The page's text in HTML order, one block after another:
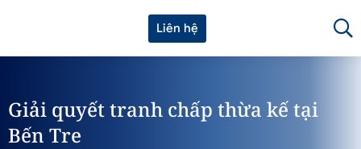
Liên hệ
Giải quyết tranh chấp thừa kế tại
Bến Tre